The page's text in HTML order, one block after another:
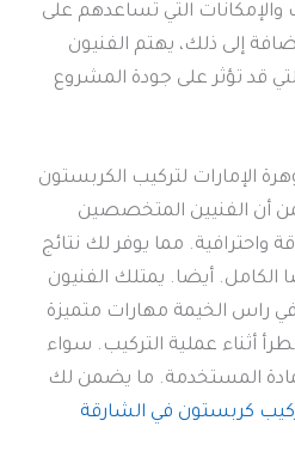
والإمكانات التي تساعدهم على
إلى ذلك، يهتم الفنيون
قد تؤثر على جودة المشروع
الإمارات لتركيب الكربستون
أن الفنيين المتخصصين
واحترافية. مما يوفر لك نتائج
الكامل. أيضا. يمتلك الفنيون
راس الخيمة مهارات متميزة
أثناء عملية التركيب. سواء
المستخدمة. ما يضمن لك
كربستون في الشارقة